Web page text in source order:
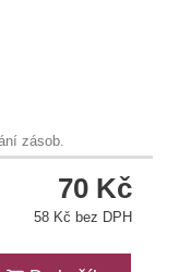
zásob.
70 Kč
58 Kč bez DPH